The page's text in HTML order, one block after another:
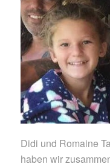
Didi und Romaine
haben wir